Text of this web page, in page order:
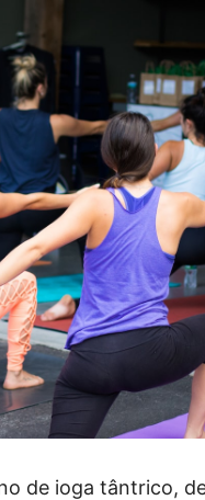
de ioga tântrico,